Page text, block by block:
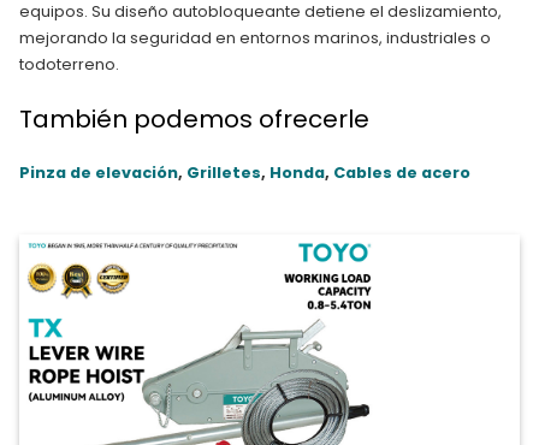
equipos. Su diseño autobloqueante detiene el deslizamiento,
mejorando la seguridad en entornos marinos, industriales o
todoterreno.
También podemos ofrecerle
Pinza de elevación, Grilletes, Honda, Cables de acero